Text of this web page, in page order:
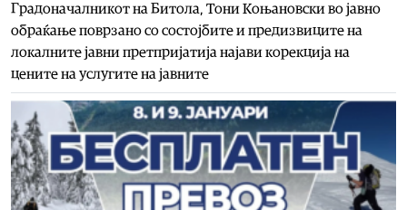
Градоначалникот на Битола, Тони Коњановски во јавно
обраќање поврзано со состојбите и предизвиците на
локалните јавни претпријатија најави корекција на
цените на услугите на јавните